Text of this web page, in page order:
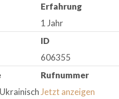
Erfahrung
1 Jahr
ID
606355
Rufnummer
Jetzt anzeigen